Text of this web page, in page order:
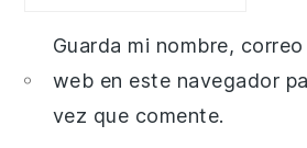
Guarda mi nombre,
web en este navegador
vez que comente.